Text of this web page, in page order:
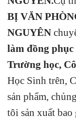
BỊ VĂN
NGUYÊN
làm đồng
Trường học,
Học Sinh trên,
sản phẩm,
tôi sản xuất bao